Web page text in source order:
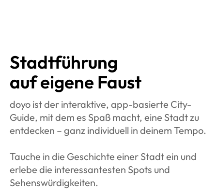
Stadt­führung
auf eigene Faust
doyo ist der interaktive, app-basierte City-
Guide, mit dem es Spaß macht, eine Stadt zu
entdecken – ganz individuell in deinem Tempo.
Tauche in die Geschichte einer Stadt ein und
erlebe die interessantesten Spots und
Sehenswürdigkeiten.